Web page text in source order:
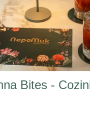
Bites -